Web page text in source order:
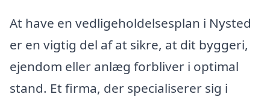
At have en vedligeholdelsesplan i Nysted
er en vigtig del af at sikre, at dit byggeri,
ejendom eller anlæg forbliver i optimal
stand. Et firma, der specialiserer sig i